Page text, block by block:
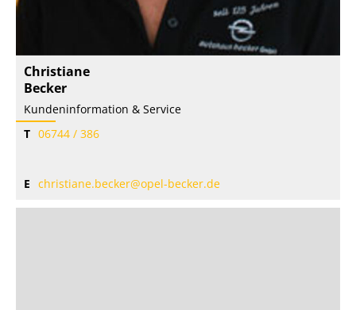
Christiane
Becker
Kundeninformation & Service
T 06744 / 386
E christiane.becker@opel-becker.de